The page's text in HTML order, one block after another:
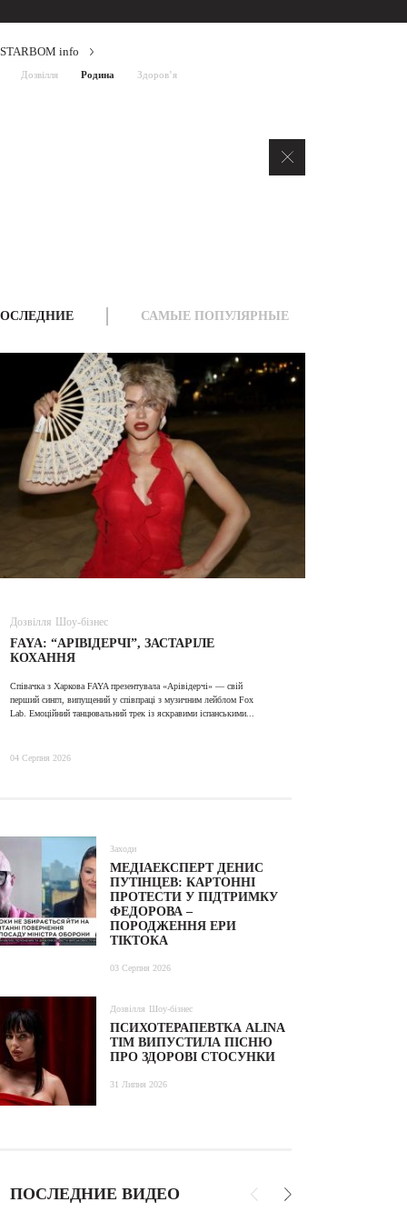
Дозвілля Родина Здоров’я
STARBOM info
САМЫЕ ПОПУЛЯРНЫЕ
Дозвілля Шоу-бізнес
FAYA: “АРІВІДЕРЧІ”, ЗАСТАРІЛЕ
КОХАННЯ
Співачка з Харкова FAYA презентувала «Арівідерчі» — свій
перший сингл, випущений у співпраці з музичним лейблом Fox
Lab. Емоційний танцювальний трек із яскравими іспанськими...
04 Серпня 2026
Заходи
МЕДІАЕКСПЕРТ ДЕНИС
ПУТІНЦЕВ: КАРТОННІ
ПРОТЕСТИ У ПІДТРИМКУ
ФЕДОРОВА –
ПОРОДЖЕННЯ ЕРИ
ТІКТОКА
03 Серпня 2026
Дозвілля Шоу-бізнес
ПСИХОТЕРАПЕВТКА ALINA
TIM ВИПУСТИЛА ПІСНЮ
ПРО ЗДОРОВІ СТОСУНКИ
31 Липня 2026
ПОСЛЕДНИЕ ВИДЕО